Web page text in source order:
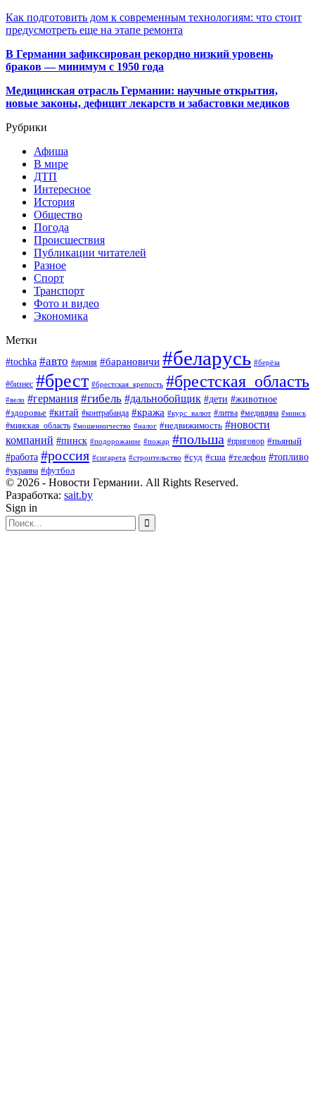
Как подготовить дом к современным технологиям: что стоит
предусмотреть еще на этапе ремонта
В Германии зафиксирован рекордно низкий уровень
браков — минимум с 1950 года
Медицинская отрасль Германии: научные открытия,
новые законы, дефицит лекарств и забастовки медиков
Рубрики
Афиша
В мире
ДТП
Интересное
История
Общество
Погода
Происшествия
Публикации читателей
Разное
Спорт
Транспорт
Фото и видео
Экономика
Метки
#tochka #авто #армия #барановичи #беларусь #берёза
#бизнес #брест #брестская_крепость #брестская_область
#вело #германия #гибель #дальнобойщик #дети #животное
#здоровье #китай #контрабанда #кража #курс_валют #литва #медицина #минск
#минская_область #мошенничество #налог #недвижимость #новости
компаний #пинск #подорожание #пожар #польша #приговор #пьяный
#работа #россия #сигарета #строительство #суд #сша #телефон #топливо
#украина #футбол
© 2026 - Новости Германии. All Rights Reserved.
Разработка: sait.by
Sign in